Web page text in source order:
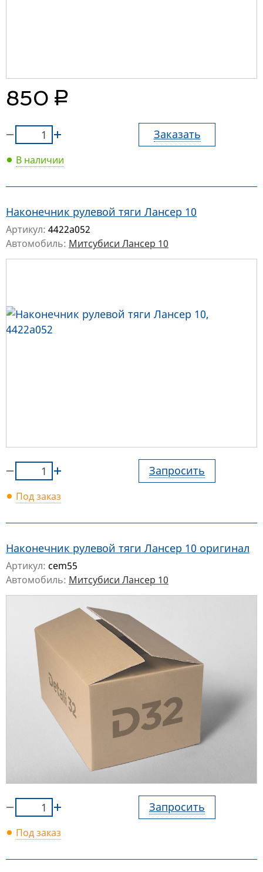
850 руб.
Заказать
В наличии
Наконечник рулевой тяги Лансер 10
Артикул: 4422a052
Автомобиль: Митсубиси Лансер 10
Запросить
Под заказ
Наконечник рулевой тяги Лансер 10 оригинал
Артикул: cem55
Автомобиль: Митсубиси Лансер 10
Запросить
Под заказ